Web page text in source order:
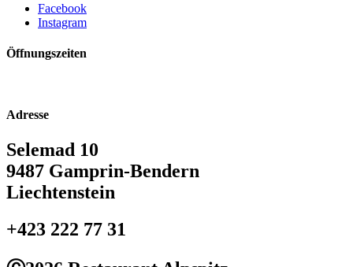
Facebook
Instagram
Öffnungszeiten
Adresse
Selemad 10
9487 Gamprin-Bendern
Liechtenstein
+423 222 77 31